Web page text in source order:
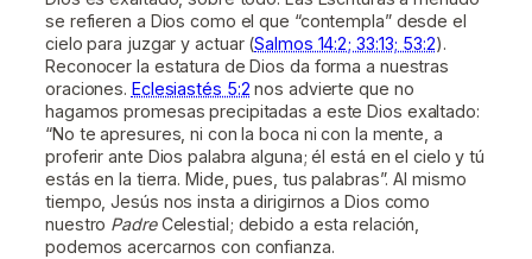
se refieren a Dios como el que “contempla” desde el
cielo para juzgar y actuar (Salmos 14:2; 33:13; 53:2).
Reconocer la estatura de Dios da forma a nuestras
oraciones. Eclesiastés 5:2 nos advierte que no
hagamos promesas precipitadas a este Dios exaltado:
“No te apresures, ni con la boca ni con la mente, a
proferir ante Dios palabra alguna; él está en el cielo y tú
estás en la tierra. Mide, pues, tus palabras”. Al mismo
tiempo, Jesús nos insta a dirigirnos a Dios como
nuestro PadreCelestial; debido a esta relación,
podemos acercarnos con confianza.